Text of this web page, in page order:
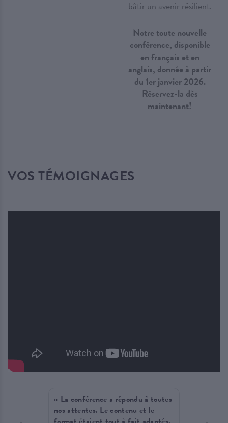
bâtir un avenir résilient.
Notre toute nouvelle
conférence, disponible
en français et en
anglais, donnée à partir
du 1er janvier 2026.
Réservez-la dès
maintenant!
VOS TÉMOIGNAGES
« La conférence a répondu à toutes
nos attentes. Le contenu et le